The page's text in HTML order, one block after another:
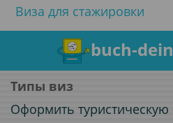
Виза для стажировки
buch-
Типы виз
Оформить туристическую